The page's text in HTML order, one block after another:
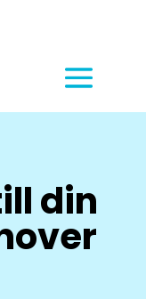
din